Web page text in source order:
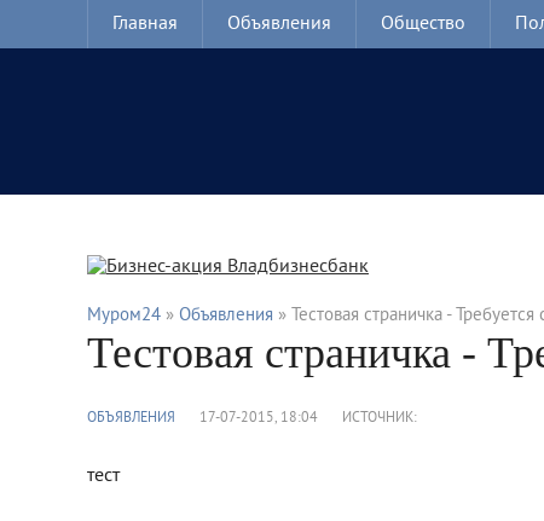
Главная Объявления Общество
Муром24 » Объявления » Тестовая страничка -
Тестовая страничка -
ОБЪЯВЛЕНИЯ 17-07-2015, 18:04 ИСТОЧНИК:
тест